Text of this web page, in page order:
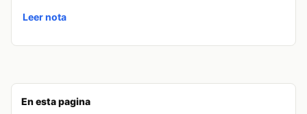
En esta pagina
Leer nota